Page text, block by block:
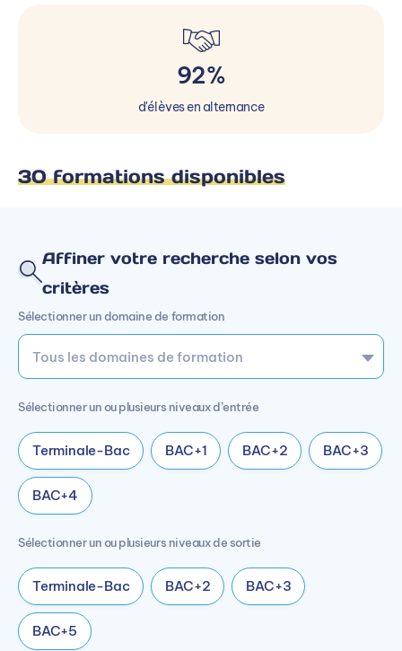
92%
d'élèves en alternance
30 formations disponibles
Affiner votre recherche selon vos
critères
Sélectionner un domaine de formation
Sélectionner un ou plusieurs niveaux d’entrée
Terminale-Bac BAC+1 BAC+2 BAC+3
BAC+4
Sélectionner un ou plusieurs niveaux de sortie
Terminale-Bac BAC+2 BAC+3
BAC+5